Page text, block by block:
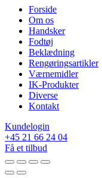
Forside
Om os
Handsker
Fodtøj
Beklædning
Rengøringsartikler
Værnemidler
IK-Produkter
Diverse
Kontakt
Kundelogin
+45 21 66 24 04
Få et tilbud